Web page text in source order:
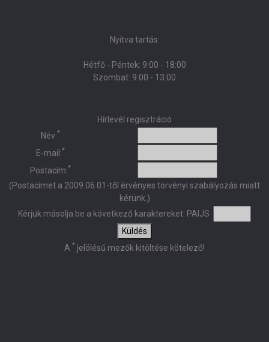
Nyitva tartás:
Hétfő - Péntek: 9:00 - 18:00
Szombat: 9:00 - 13:00
Hírlevél regisztráció
Név:*
E-mail:*
Postacím:*
(Postacímet a 2009.06.01-től érvényes törvényi szabályozás miatt
kérünk.)
Kérjük másolja be a következő karaktereket: PAIJS
Küldés
A * jelölésű mezők kitöltése kötelező!